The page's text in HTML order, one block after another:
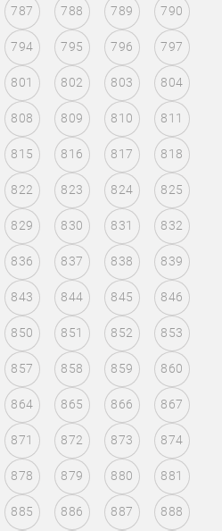
787 788 789 790
794 795 796 797
801 802 803 804
808 809 810 811
815 816 817 818
822 823 824 825
829 830 831 832
836 837 838 839
843 844 845 846
850 851 852 853
857 858 859 860
864 865 866 867
871 872 873 874
878 879 880 881
885 886 887 888